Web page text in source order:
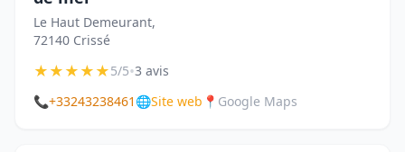
Le Haut Demeurant,
72140 Crissé
★★★★★5/5•3 avis
📞+33243238461 🌐Site web 📍 Google Maps